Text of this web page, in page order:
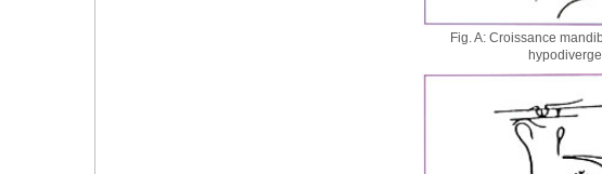
Fig. A: Croissance